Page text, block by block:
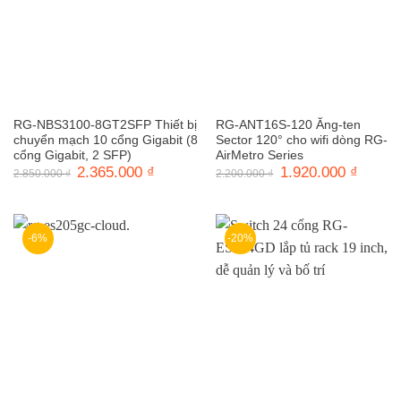
RG-NBS3100-8GT2SFP Thiết bị
chuyển mạch 10 cổng Gigabit (8
cổng Gigabit, 2 SFP)
2.850.000₫ Giá
gốc
2.365.000 ₫
2.365.000 ₫.
RG-ANT16S-120 Ăng-ten
Sector 120° cho wifi dòng RG-
AirMetro Series
2.200.000₫
Giá
gốc
1.920.000 ₫
-6% -20%